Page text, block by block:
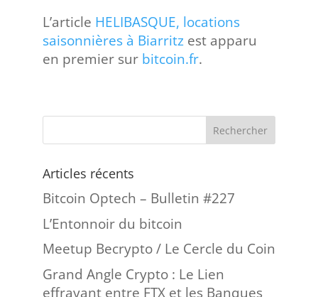
L’article HELIBASQUE, locations
saisonnières à Biarritzest apparu
en premier sur bitcoin.fr.
Articles récents
Bitcoin Optech – Bulletin #227
L’Entonnoir du bitcoin
Meetup Becrypto / Le Cercle du Coin
Grand Angle Crypto : Le Lien
effrayant entre FTX et les Banques